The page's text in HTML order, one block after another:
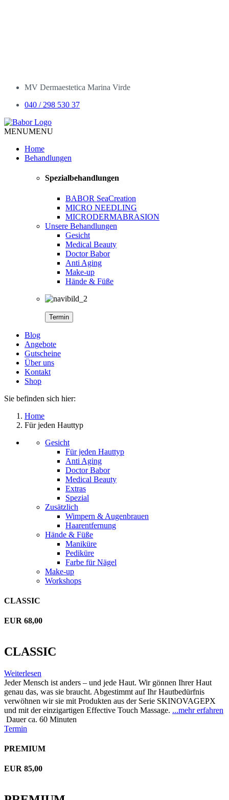
MV Dermaestetica Marina Virde
040 / 298 530 37
MENUMENU
Home
Behandlungen
Spezialbehandlungen
BABOR SeaCreation
MICRO NEEDLING
MICRODERMABRASION
Unsere Behandlungen
Gesicht
Medical Beauty
Doctor Babor
Anti Aging
Make-up
Hände & Füße
Termin
Blog
Angebote
Gutscheine
Über uns
Kontakt
Shop
Sie befinden sich hier:
Home
Für jeden Hauttyp
Gesicht
Für jeden Hauttyp
Anti Aging
Doctor Babor
Medical Beauty
Extras
Spezial
Zusätzlich
Wimpern & Augenbrauen
Haarentfernung
Hände & Füße
Maniküre
Pediküre
Farbe für Nägel
Make-up
Workshops
CLASSIC
EUR 68,00
CLASSIC
Weiterlesen
Jeder Mensch ist anders – und jede Haut. Wir gönnen Ihrer Haut
genau das, was sie braucht. Abgestimmt auf Ihr Hautbedürfnis
verwöhnen wir sie mit Produkten aus der Serie SKINOVAGEPX
und mit der einzigartigen Effective Touch Massage. ...mehr erfahren
Dauer ca. 60 Minuten
Termin
PREMIUM
EUR 85,00